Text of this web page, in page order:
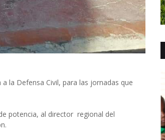
la Defensa Civil, para las jornadas que
potencia, al director regional del